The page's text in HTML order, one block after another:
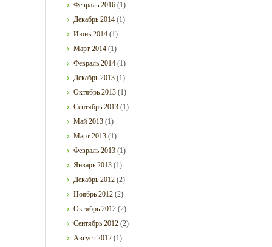
Февраль2016 (1)
Декабрь2014 (1)
Июнь2014 (1)
Март2014 (1)
Февраль2014 (1)
Декабрь2013 (1)
Октябрь2013 (1)
Сентябрь2013 (1)
Май2013 (1)
Март2013 (1)
Февраль2013 (1)
Январь2013 (1)
Декабрь2012 (2)
Ноябрь2012 (2)
Октябрь2012 (2)
Сентябрь2012 (2)
Август2012 (1)